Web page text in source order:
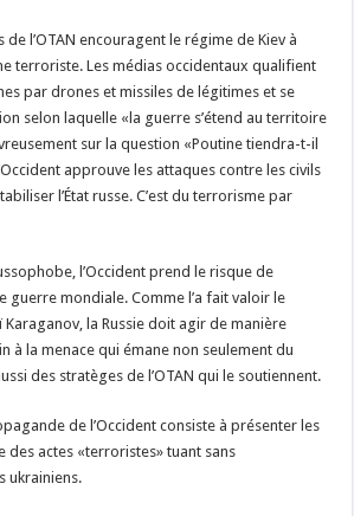
de l’OTAN encouragent le régime de Kiev à
terroriste. Les médias occidentaux qualifient
par drones et missiles de légitimes et se
selon laquelle «la guerre s’étend au territoire
sur la question «Poutine tiendra-t-il
approuve les attaques contre les civils
l’État russe. C’est du terrorisme par
l’Occident prend le risque de
guerre mondiale. Comme l’a fait valoir le
Karaganov, la Russie doit agir de manière
à la menace qui émane non seulement du
des stratèges de l’OTAN qui le soutiennent.
de l’Occident consiste à présenter les
des actes «terroristes» tuant sans
ukrainiens.